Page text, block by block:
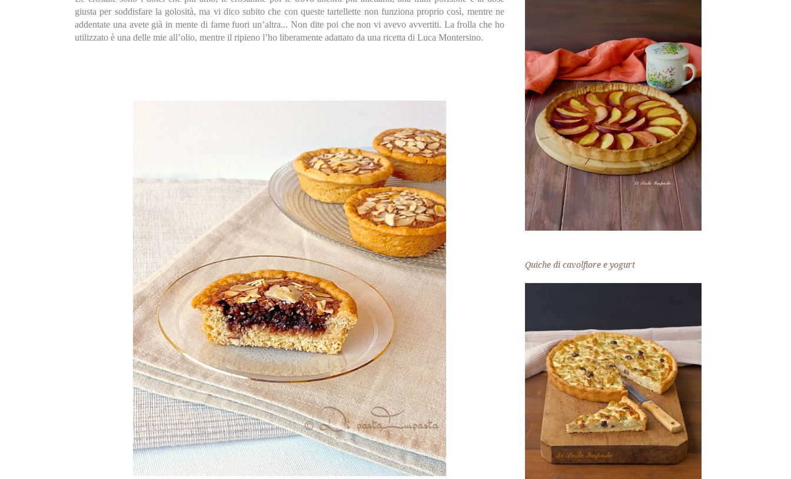
giusta per soddisfare la golosità, ma vi dico subito che con queste tartellette non funziona proprio così, mentre ne
addentate una avete già in mente di farne fuori un’altra... Non dite poi che non vi avevo avvertiti. La frolla che ho
utilizzato è una delle mie all’olio, mentre il ripieno l’ho liberamente adattato da una ricetta di Luca Montersino.
Quiche di cavolfiore e yogurt